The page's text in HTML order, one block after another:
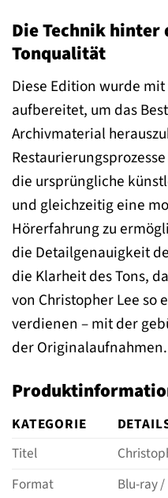
Die Technik hinter
Tonqualität
Diese Edition wurde
aufbereitet, um das
Archivmaterial
die ursprüngliche
und gleichzeitig eine
Hörerfahrung zu
die Detailgenauigkeit
die Klarheit des Tons,
von Christopher Lee so
verdienen – mit der
der Originalaufnahmen.
KATEGORIE
Titel
Format
Blu-ray